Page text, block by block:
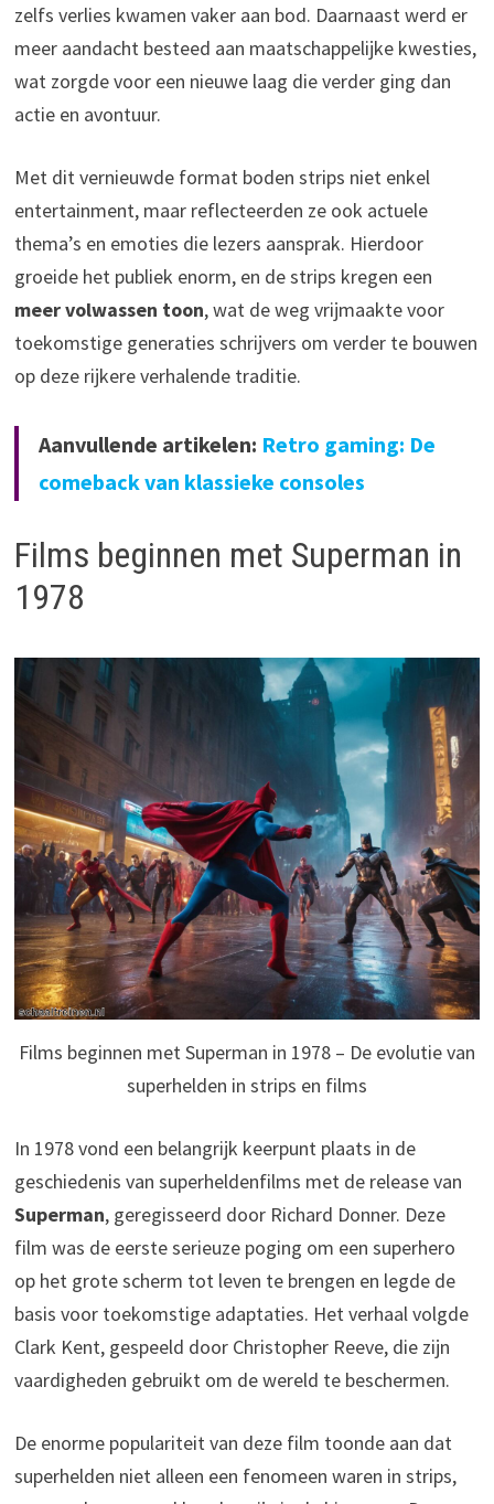
zelfs verlies kwamen vaker aan bod. Daarnaast werd er
meer aandacht besteed aan maatschappelijke kwesties,
wat zorgde voor een nieuwe laag die verder ging dan
actie en avontuur.
Met dit vernieuwde format boden strips niet enkel
entertainment, maar reflecteerden ze ook actuele
thema’s en emoties die lezers aansprak. Hierdoor
groeide het publiek enorm, en de strips kregen een
meer volwassen toon, wat de weg vrijmaakte voor
toekomstige generaties schrijvers om verder te bouwen
op deze rijkere verhalende traditie.
Aanvullende artikelen: Retro gaming: De
comeback van klassieke consoles
Films beginnen met Superman in
1978
Films beginnen met Superman in 1978 – De evolutie van
superhelden in strips en films
In 1978 vond een belangrijk keerpunt plaats in de
geschiedenis van superheldenfilms met de release van
Superman, geregisseerd door Richard Donner. Deze
film was de eerste serieuze poging om een superhero
op het grote scherm tot leven te brengen en legde de
basis voor toekomstige adaptaties. Het verhaal volgde
Clark Kent, gespeeld door Christopher Reeve, die zijn
vaardigheden gebruikt om de wereld te beschermen.
De enorme populariteit van deze film toonde aan dat
superhelden niet alleen een fenomeen waren in strips,